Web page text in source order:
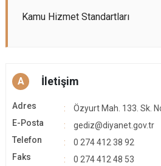
Kamu Hizmet Standartları
A İletişim
Adres
Özyurt Mah. 133. Sk.
E-Posta
gediz@diyanet.gov.tr
Telefon
0 274 412 38 92
Faks
0 274 412 48 53